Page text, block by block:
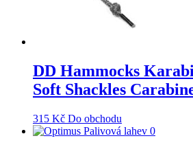
DD Hammocks
Soft Shackles
315 Kč Do obchodu